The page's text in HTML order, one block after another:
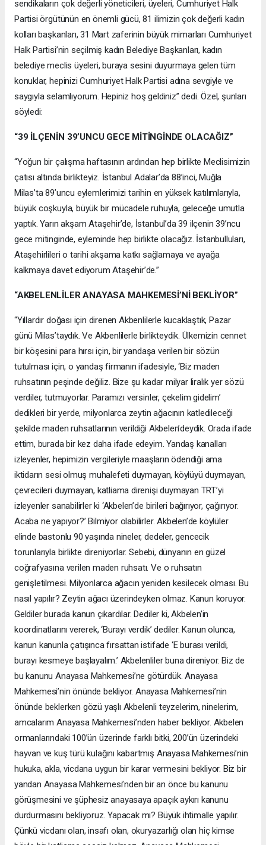
sendikaların çok değerli yöneticileri, üyeleri, Cumhuriyet Halk
Partisi örgütünün en önemli gücü, 81 ilimizin çok değerli kadın
kolları başkanları, 31 Mart zaferinin büyük mimarları Cumhuriyet
Halk Partisi’nin seçilmiş kadın Belediye Başkanları, kadın
belediye meclis üyeleri, buraya sesini duyurmaya gelen tüm
konuklar, hepinizi Cumhuriyet Halk Partisi adına sevgiyle ve
saygıyla selamlıyorum. Hepiniz hoş geldiniz” dedi. Özel, şunları
söyledi:
“39 İLÇENİN 39’UNCU GECE MİTİNGİNDE OLACAĞIZ”
“Yoğun bir çalışma haftasının ardından hep birlikte Meclisimizin
çatısı altında birlikteyiz. İstanbul Adalar’da 88’inci, Muğla
Milas’ta 89’uncu eylemlerimizi tarihin en yüksek katılımlarıyla,
büyük coşkuyla, büyük bir mücadele ruhuyla, geleceğe umutla
yaptık. Yarın akşam Ataşehir’de, İstanbul’da 39 ilçenin 39’ncu
gece mitinginde, eyleminde hep birlikte olacağız. İstanbulluları,
Ataşehirlileri o tarihi akşama katkı sağlamaya ve ayağa
kalkmaya davet ediyorum Ataşehir’de.”
“AKBELENLİLER ANAYASA MAHKEMESİ’Nİ BEKLİYOR”
“Yıllardır doğası için direnen Akbenlilerle kucaklaştık, Pazar
günü Milas’taydık. Ve Akbenlilerle birlikteydik. Ülkemizin cennet
bir köşesini para hırsı için, bir yandaşa verilen bir sözün
tutulması için, o yandaş firmanın ifadesiyle, ‘Biz maden
ruhsatının peşinde değiliz. Bize şu kadar milyar liralık yer sözü
verdiler, tutmuyorlar. Paramızı versinler, çekelim gidelim’
dedikleri bir yerde, milyonlarca zeytin ağacının katledileceği
şekilde maden ruhsatlarının verildiği Akbelen’deydik. Orada ifade
ettim, burada bir kez daha ifade edeyim. Yandaş kanalları
izleyenler, hepimizin vergileriyle maaşların ödendiği ama
iktidarın sesi olmuş muhalefeti duymayan, köylüyü duymayan,
çevrecileri duymayan, katliama direnişi duymayan TRT’yi
izleyenler sanabilirler ki ‘Akbelen’de birileri bağırıyor, çağırıyor.
Acaba ne yapıyor?’ Bilmiyor olabilirler. Akbelen’de köylüler
elinde bastonlu 90 yaşında nineler, dedeler, gencecik
torunlarıyla birlikte direniyorlar. Sebebi, dünyanın en güzel
coğrafyasına verilen maden ruhsatı. Ve o ruhsatın
genişletilmesi. Milyonlarca ağacın yeniden kesilecek olması. Bu
nasıl yapılır? Zeytin ağacı üzerindeyken olmaz. Kanun koruyor.
Geldiler burada kanun çıkardılar. Dediler ki, Akbelen’in
koordinatlarını vererek, ‘Burayı verdik’ dediler. Kanun olunca,
kanun kanunla çatışınca fırsattan istifade ‘E burası verildi,
burayı kesmeye başlayalım.’ Akbelenliler buna direniyor. Biz de
bu kanunu Anayasa Mahkemesi’ne götürdük. Anayasa
Mahkemesi’nin önünde bekliyor. Anayasa Mahkemesi’nin
önünde beklerken gözü yaşlı Akbelenli teyzelerim, ninelerim,
amcalarım Anayasa Mahkemesi’nden haber bekliyor. Akbelen
ormanlarındaki 100’ün üzerinde farklı bitki, 200’ün üzerindeki
hayvan ve kuş türü kulağını kabartmış Anayasa Mahkemesi’nin
hukuka, akla, vicdana uygun bir karar vermesini bekliyor. Biz bir
yandan Anayasa Mahkemesi’nden bir an önce bu kanunu
görüşmesini ve şüphesiz anayasaya apaçık aykırı kanunu
durdurmasını bekliyoruz. Yapacak mı? Büyük ihtimalle yapılır.
Çünkü vicdanı olan, insafı olan, okuryazarlığı olan hiç kimse